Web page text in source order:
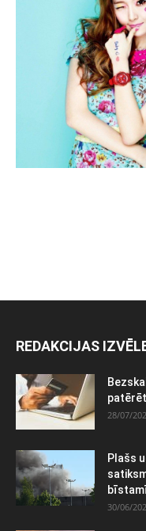
REDAKCIJAS
28/07/
Plašs
30/06/